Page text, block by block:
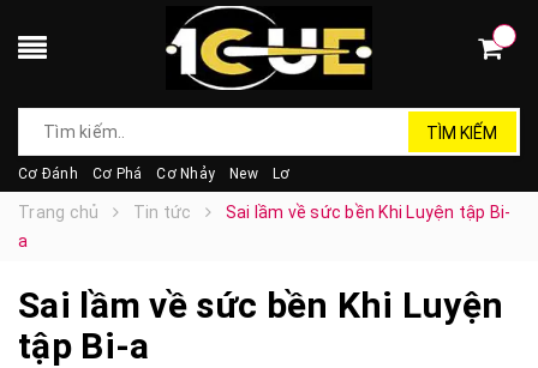
TÌM KIẾM
Cơ Đánh Cơ Phá Cơ Nhảy New Lơ
Trang chủ Tin tức
Sai lầm về sức bền Khi Luyện tập Bi-
a
Sai lầm về sức bền Khi Luyện
tập Bi-a